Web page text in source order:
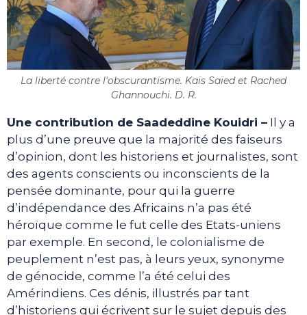
La liberté contre l'obscurantisme. Kaïs Saïed et Rached
Ghannouchi. D. R.
Une contribution de Saadeddine Kouidri – Il y a
plus d’une preuve que la majorité des faiseurs
d’opinion, dont les historiens et journalistes, sont
des agents conscients ou inconscients de la
pensée dominante, pour qui la guerre
d’indépendance des Africains n’a pas été
héroïque comme le fut celle des Etats-uniens
par exemple. En second, le colonialisme de
peuplement n’est pas, à leurs yeux, synonyme
de génocide, comme l’a été celui des
Amérindiens. Ces dénis, illustrés par tant
d’historiens qui écrivent sur le sujet depuis des